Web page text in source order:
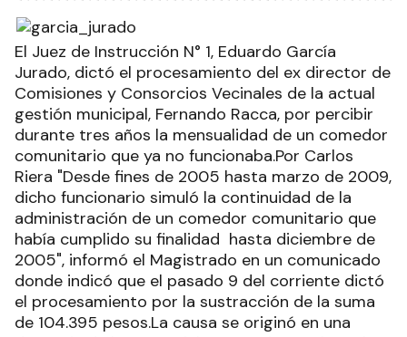
El Juez de Instrucción N° 1, Eduardo García
Jurado, dictó el procesamiento del ex director de
Comisiones y Consorcios Vecinales de la actual
gestión municipal, Fernando Racca, por percibir
durante tres años la mensualidad de un comedor
comunitario que ya no funcionaba.Por Carlos
Riera "Desde fines de 2005 hasta marzo de 2009,
dicho funcionario simuló la continuidad de la
administración de un comedor comunitario que
había cumplido su finalidad hasta diciembre de
2005", informó el Magistrado en un comunicado
donde indicó que el pasado 9 del corriente dictó
el procesamiento por la sustracción de la suma
de 104.395 pesos.La causa se originó en una